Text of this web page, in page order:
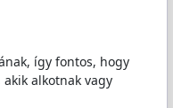
így fontos, hogy
alkotnak vagy